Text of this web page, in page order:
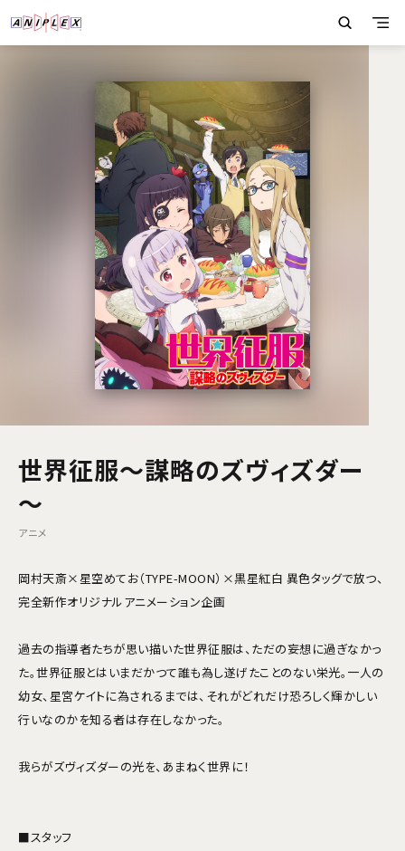
世界征服～謀略のズヴィズダー
～
アニメ
岡村天斎×星空めてお（TYPE-MOON）×黒星紅白 異色タッグで放つ、
完全新作オリジナルアニメーション企画
過去の指導者たちが思い描いた世界征服は、ただの妄想に過ぎなかっ
た。世界征服とは―――いまだかつて誰も為し遂げたことのない栄光。一人の
幼女、星宮ケイトに為されるまでは、それがどれだけ恐ろしく輝かしい
行いなのかを知る者は存在しなかった。
我らがズヴィズダーの光を、あまねく世界に！
■スタッフ